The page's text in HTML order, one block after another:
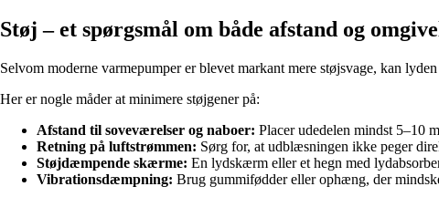
Støj – et spørgsmål om både afstand og
Selvom moderne varmepumper er blevet markant mere støjsvage, kan
Her er nogle måder at minimere støjgener på:
Afstand til soveværelser og naboer: Placer udedelen mindst 5–10
Retning på luftstrømmen: Sørg for, at udblæsningen ikke peger
Støjdæmpende skærme: En lydskærm eller et hegn med
Vibrationsdæmpning: Brug gummifødder eller ophæng, der